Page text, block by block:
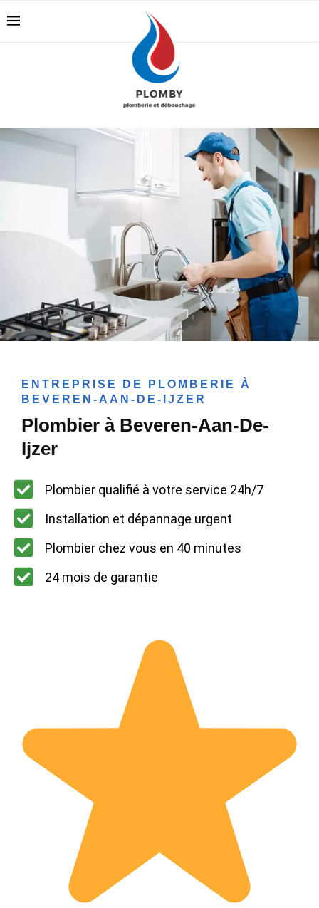
ENTREPRISE DE PLOMBERIE À
BEVEREN-AAN-DE-IJZER
Plombier à Beveren-Aan-De-
Ijzer
Plombier qualifié à votre service 24h/7
Installation et dépannage urgent
Plombier chez vous en 40 minutes
24 mois de garantie